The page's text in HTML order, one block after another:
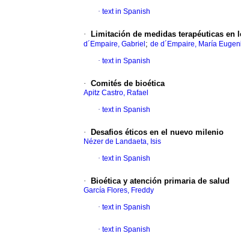
· text in Spanish
· Limitación de medidas terapéuticas en
d´Empaire, Gabriel ; de d´Empaire, María
· text in Spanish
· Comités de bioética
Apitz Castro, Rafael
· text in Spanish
· Desafios éticos en el nuevo milenio
Nézer de Landaeta, Isis
· text in Spanish
· Bioética y atención primaria de salud
García Flores, Freddy
· text in Spanish
· text in Spanish